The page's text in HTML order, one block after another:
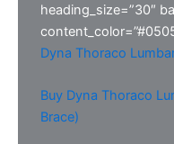
heading_size=”30″
Dyna Thoraco
Buy Dyna Thoraco
Brace)